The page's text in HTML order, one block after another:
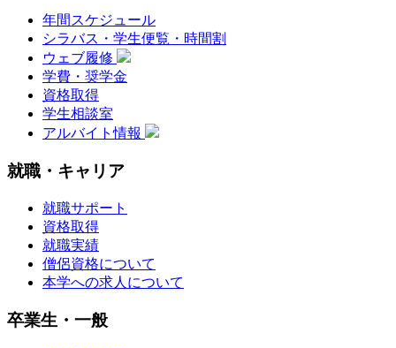
年間スケジュール
シラバス・学生便覧・時間割
ウェブ履修
学費・奨学金
資格取得
学生相談室
アルバイト情報
就職・キャリア
就職サポート
資格取得
就職実績
僧侶資格について
本学への求人について
卒業生・一般